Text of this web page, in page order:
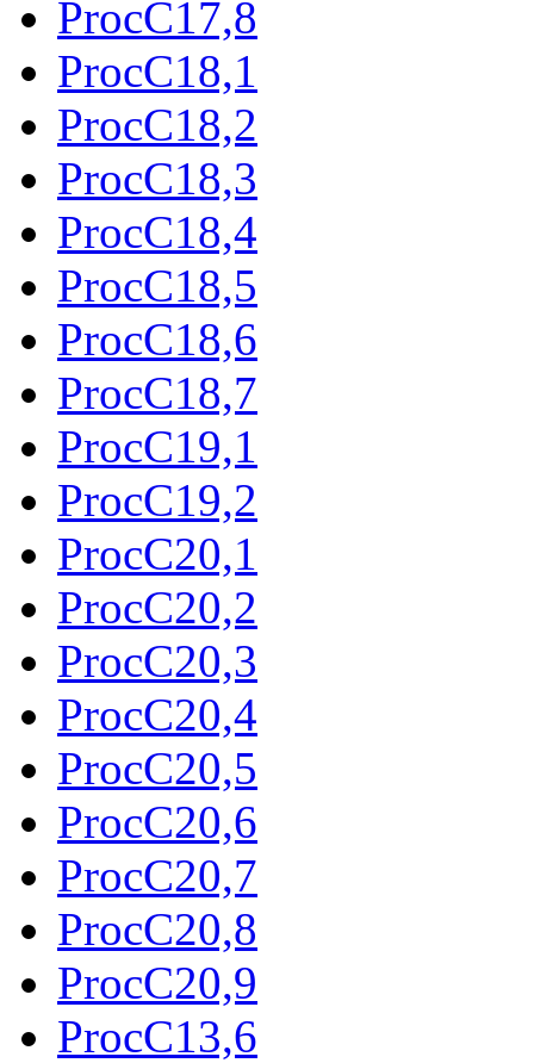
ProcC17,8
ProcC18,1
ProcC18,2
ProcC18,3
ProcC18,4
ProcC18,5
ProcC18,6
ProcC18,7
ProcC19,1
ProcC19,2
ProcC20,1
ProcC20,2
ProcC20,3
ProcC20,4
ProcC20,5
ProcC20,6
ProcC20,7
ProcC20,8
ProcC20,9
ProcC13,6